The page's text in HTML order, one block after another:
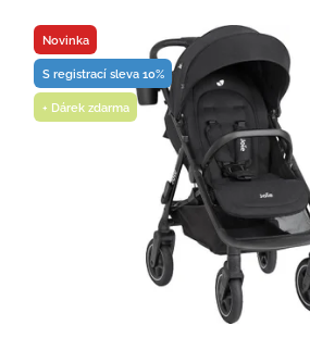
Novinka
S registrací sleva 10%
+ Dárek zdarma